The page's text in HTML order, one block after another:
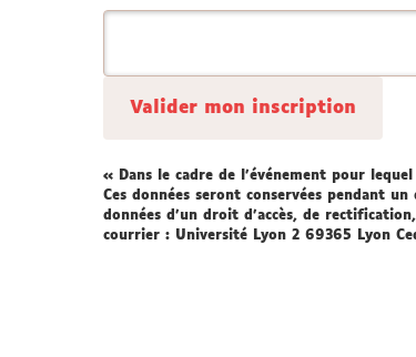
laisser
vide.
« Dans le cadre de l'événement pour
Ces données seront conservées pendant
données d’un droit d’accès, de
courrier : Université Lyon 2 69365 Lyon